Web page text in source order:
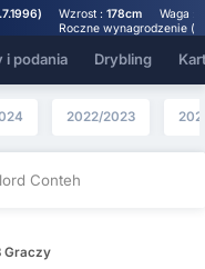
Wzrost :178cm Waga :
Roczne wynagrodzenie
i podania Drybling
2022/2023
Conteh
Graczy